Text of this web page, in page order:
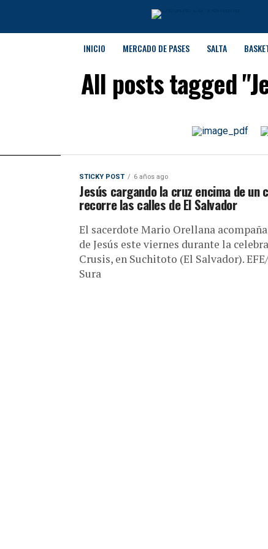
INICIO MERCADO DE PASES SALTA
All posts tagged
STICKY POST 6 años ago
Jesús cargando la cruz encima de un
recorre las calles de El Salvador
El sacerdote Mario Orellana
de Jesús este viernes durante la
Crusis, en Suchitoto (El Salvador).
Sura